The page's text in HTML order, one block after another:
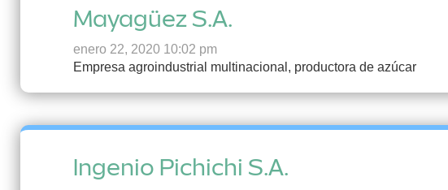
Mayagüez S.A.
enero 22, 2020 10:02 pm
Empresa agroindustrial multinacional, productora de azúcar
Ingenio Pichichi S.A.